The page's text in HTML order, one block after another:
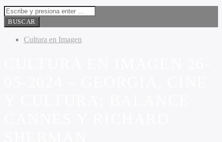
Cultura en Imagen